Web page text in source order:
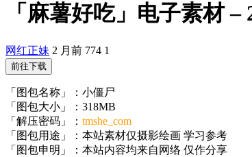
「麻薯好吃」电子素材
网红正妹 2 月前 774 1
前往下载
「图包名称」：小僵尸
「图包大小」：318MB
「解压密码」： tmshe_com
「图包用途」：本站素材仅摄影绘画 学习参考
「图包申明」：本站内容均来自网络 仅作分享